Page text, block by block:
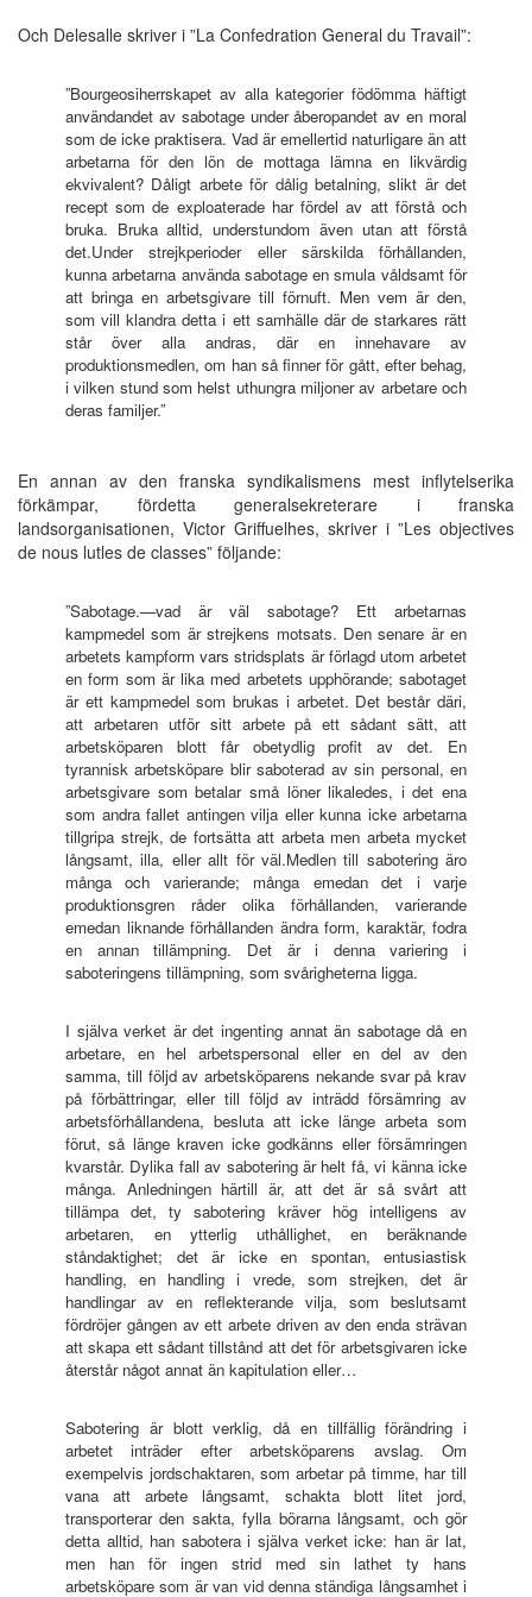
Och Delesalle skriver i ”La Confedration General du Travail”:
”Bourgeosiherrskapet av alla kategorier födömma häftigt
användandet av sabotage under åberopandet av en moral
som de icke praktisera. Vad är emellertid naturligare än att
arbetarna för den lön de mottaga lämna en likvärdig
ekvivalent? Dåligt arbete för dålig betalning, slikt är det
recept som de exploaterade har fördel av att förstå och
bruka. Bruka alltid, understundom även utan att förstå
det.Under strejkperioder eller särskilda förhållanden,
kunna arbetarna använda sabotage en smula våldsamt för
att bringa en arbetsgivare till förnuft. Men vem är den,
som vill klandra detta i ett samhälle där de starkares rätt
står över alla andras, där en innehavare av
produktionsmedlen, om han så finner för gått, efter behag,
i vilken stund som helst uthungra miljoner av arbetare och
deras familjer.”
En annan av den franska syndikalismens mest inflytelserika
förkämpar, fördetta generalsekreterare i franska
landsorganisationen, Victor Griffuelhes, skriver i ”Les objectives
de nous lutles de classes” följande:
”Sabotage.—vad är väl sabotage? Ett arbetarnas
kampmedel som är strejkens motsats. Den senare är en
arbetets kampform vars stridsplats är förlagd utom arbetet
en form som är lika med arbetets upphörande; sabotaget
är ett kampmedel som brukas i arbetet. Det består däri,
att arbetaren utför sitt arbete på ett sådant sätt, att
arbetsköparen blott får obetydlig profit av det. En
tyrannisk arbetsköpare blir saboterad av sin personal, en
arbetsgivare som betalar små löner likaledes, i det ena
som andra fallet antingen vilja eller kunna icke arbetarna
tillgripa strejk, de fortsätta att arbeta men arbeta mycket
långsamt, illa, eller allt för väl.Medlen till sabotering äro
många och varierande; många emedan det i varje
produktionsgren råder olika förhållanden, varierande
emedan liknande förhållanden ändra form, karaktär, fodra
en annan tillämpning. Det är i denna variering i
saboteringens tillämpning, som svårigheterna ligga.
I själva verket är det ingenting annat än sabotage då en
arbetare, en hel arbetspersonal eller en del av den
samma, till följd av arbetsköparens nekande svar på krav
på förbättringar, eller till följd av inträdd försämring av
arbetsförhållandena, besluta att icke länge arbeta som
förut, så länge kraven icke godkänns eller försämringen
kvarstår. Dylika fall av sabotering är helt få, vi känna icke
många. Anledningen härtill är, att det är så svårt att
tillämpa det, ty sabotering kräver hög intelligens av
arbetaren, en ytterlig uthållighet, en beräknande
ståndaktighet; det är icke en spontan, entusiastisk
handling, en handling i vrede, som strejken, det är
handlingar av en reflekterande vilja, som beslutsamt
fördröjer gången av ett arbete driven av den enda strävan
att skapa ett sådant tillstånd att det för arbetsgivaren icke
återstår något annat än kapitulation eller…
Sabotering är blott verklig, då en tillfällig förändring i
arbetet inträder efter arbetsköparens avslag. Om
exempelvis jordschaktaren, som arbetar på timme, har till
vana att arbete långsamt, schakta blott litet jord,
transporterar den sakta, fylla börarna långsamt, och gör
detta alltid, han sabotera i själva verket icke: han är lat,
men han för ingen strid med sin lathet ty hans
arbetsköpare som är van vid denna ständiga långsamhet i